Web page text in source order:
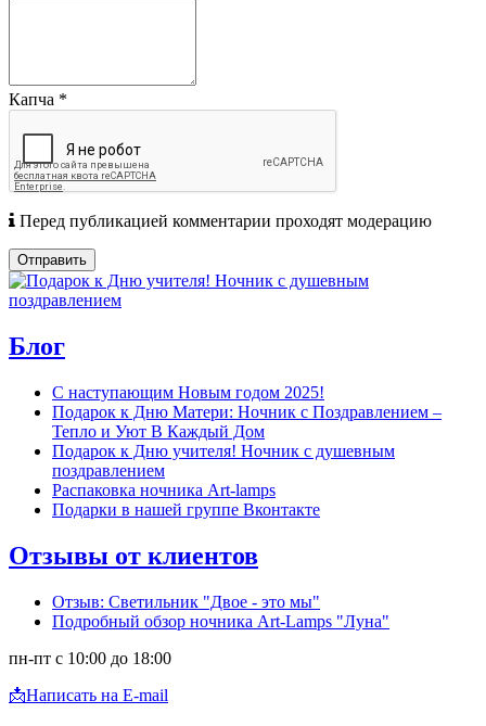
Капча *
Перед публикацией комментарии проходят модерацию
Отправить
Блог
С наступающим Новым годом 2025!
Подарок к Дню Матери: Ночник с Поздравлением –
Тепло и Уют В Каждый Дом
Подарок к Дню учителя! Ночник с душевным
поздравлением
Распаковка ночника Art-lamps
Подарки в нашей группе Вконтакте
Отзывы от клиентов
Отзыв: Светильник "Двое - это мы"
Подробный обзор ночника Art-Lamps "Луна"
пн-пт с 10:00 до 18:00
📩Написать на E-mail